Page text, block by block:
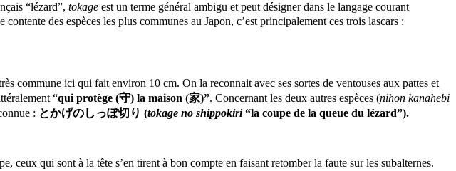
“lézard”, tokage est un terme général ambigu et peut désigner dans le langage courant
des espèces les plus communes au Japon, c’est principalement ces trois lascars :
commune ici qui fait environ 10 cm. On la reconnait avec ses sortes de ventouses aux pattes et
“qui protège (守) la maison (家)”. Concernant les deux autres espèces (nihon kanahebi
: とかげのしっぽ切り (tokage no shippokiri“la coupe de la queue du lézard”).
qui sont à la tête s’en tirent à bon compte en faisant retomber la faute sur les subalternes.